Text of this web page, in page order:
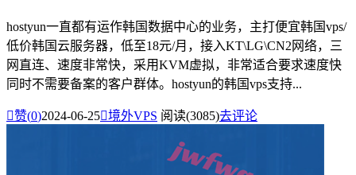
hostyun一直都有运作韩国数据中心的业务，主打便宜韩国vps/
低价韩国云服务器，低至18元/月，接入KT\LG\CN2网络，三
网直连、速度非常快，采用KVM虚拟，非常适合要求速度快
同时不需要备案的客户群体。hostyun的韩国vps支持...
赞(0)2024-06-25境外VPS 阅读(3085)去评论